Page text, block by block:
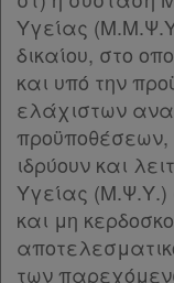
Υγείας
δικαίου, στο
και υπό την
ελάχιστων
ιδρύουν και
Υγείας (Μ.Ψ.Υ.)
και μη
των